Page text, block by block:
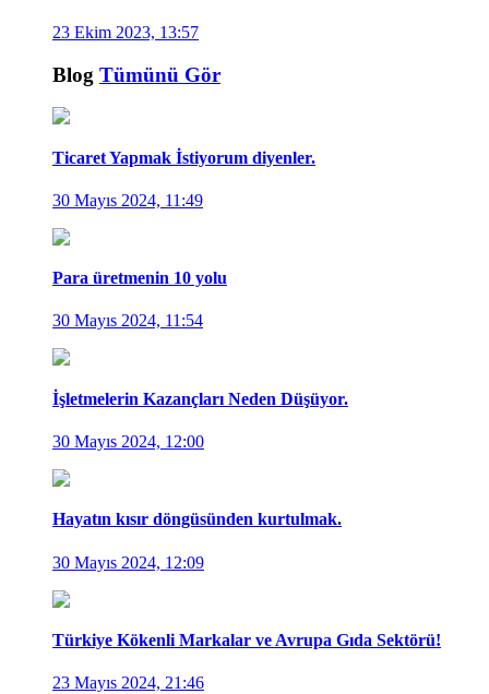
23 Ekim 2023, 13:57
Blog Tümünü Gör
Ticaret Yapmak İstiyorum diyenler.
30 Mayıs 2024, 11:49
Para üretmenin 10 yolu
30 Mayıs 2024, 11:54
İşletmelerin Kazançları Neden Düşüyor.
30 Mayıs 2024, 12:00
Hayatın kısır döngüsünden kurtulmak.
30 Mayıs 2024, 12:09
Türkiye Kökenli Markalar ve Avrupa Gıda Sektörü!
23 Mayıs 2024, 21:46